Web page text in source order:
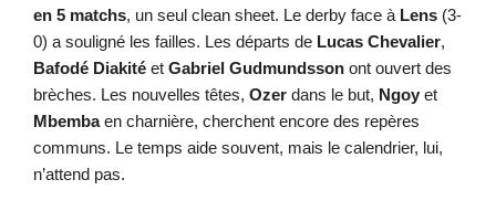
en 5 matchs, un seul clean sheet. Le derby face à Lens (3-
0) a souligné les failles. Les départs de Lucas Chevalier,
Bafodé Diakité et Gabriel Gudmundsson ont ouvert des
brèches. Les nouvelles têtes, Ozer dans le but, Ngoy et
Mbembaen charnière, cherchent encore des repères
communs. Le temps aide souvent, mais le calendrier, lui,
n’attend pas.